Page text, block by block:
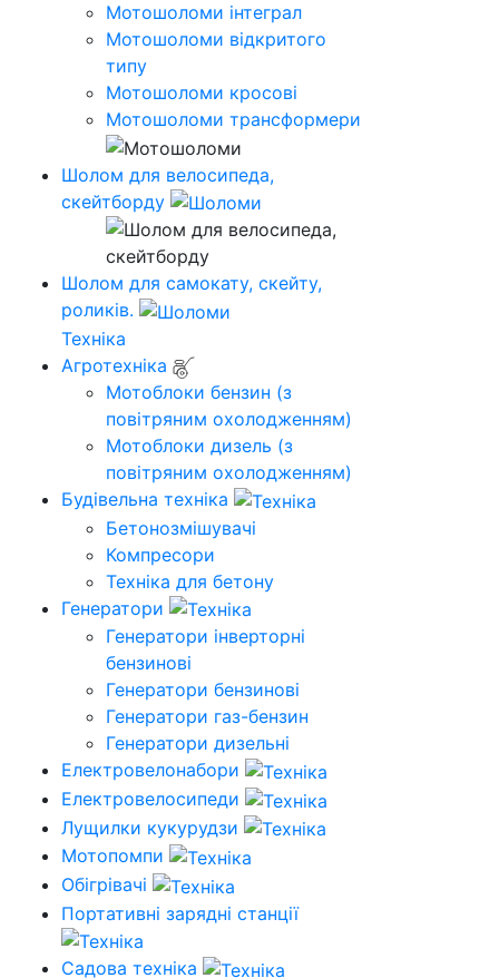
Мотошоломи інтеграл
Мотошоломи відкритого
типу
Мотошоломи кросові
Мотошоломи трансформери
Шолом для велосипеда,
скейтборду
Шолом для самокату, скейту,
роликів.
Техніка
Агротехніка
Мотоблоки бензин (з
повітряним охолодженням)
Мотоблоки дизель (з
повітряним охолодженням)
Будівельна техніка
Бетонозмішувачі
Компресори
Техніка для бетону
Генератори
Генератори інверторні
бензинові
Генератори бензинові
Генератори газ-бензин
Генератори дизельні
Електровелонабори
Електровелосипеди
Лущилки кукурудзи
Мотопомпи
Обігрівачі
Портативні зарядні станції
Садова техніка